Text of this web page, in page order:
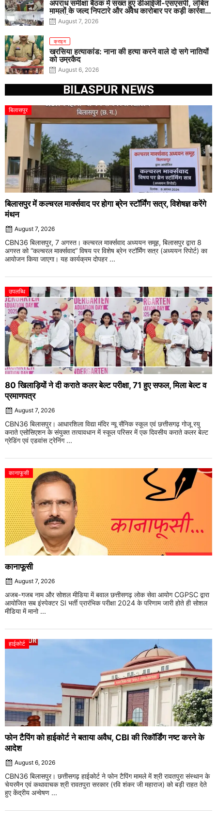
अपराध समीक्षा बैठक में सख्त हुए डीआईजी-एसएसपी, लंबित
मामलों के जल्द निपटारे और अवैध कारोबार पर कड़ी कार्रवाई
के निर्देश
August 7, 2026
क्राइम
खरसिया हत्याकांड: नाना की हत्या करने वाले दो सगे नातियों
को उम्रकैद
August 6, 2026
BILASPUR NEWS
बिलासपुर
बिलासपुर में कल्चरल मार्क्सवाद पर होगा ब्रेन स्टॉर्मिंग सत्र, विशेषज्ञ करेंगे
मंथन
August 7, 2026
CBN36 बिलासपुर, 7 अगस्त। कल्चरल मार्क्सवाद अध्ययन समूह, बिलासपुर द्वारा 8
अगस्त को “कल्चरल मार्क्सवाद” विषय पर विशेष ब्रेन स्टॉर्मिंग सत्र (अध्ययन रिपोर्ट) का
आयोजन किया जाएगा। यह कार्यक्रम दोपहर ...
उपलब्धि
80 खिलाड़ियों ने दी कराते कलर बेल्ट परीक्षा, 71 हुए सफल, मिला बेल्ट व
प्रमाणपत्र
August 7, 2026
CBN36 बिलासपुर। आधारशिला विद्या मंदिर न्यू सैनिक स्कूल एवं छत्तीसगढ़ गोजू रयु
कराते एसोसिएशन के संयुक्त तत्वावधान में स्कूल परिसर में एक दिवसीय कराते कलर बेल्ट
ग्रेडिंग एवं एडवांस ट्रेनिंग ...
कानाफूसी
कानाफूसी
August 7, 2026
अजब-गजब नाम और सोशल मीडिया में बवाल छत्तीसगढ़ लोक सेवा आयोग CGPSC द्वारा
आयोजित सब इंस्पेक्टर SI भर्ती प्रारंभिक परीक्षा 2024 के परिणाम जारी होते ही सोशल
मीडिया में मानो ...
हाईकोर्ट
फोन टैपिंग को हाईकोर्ट ने बताया अवैध, CBI की रिकॉर्डिंग नष्ट करने के
आदेश
August 6, 2026
CBN36 बिलासपुर। छत्तीसगढ़ हाईकोर्ट ने फोन टैपिंग मामले में श्री रावतपुरा संस्थान के
चेयरमैन एवं कथावाचक श्री रावतपुरा सरकार (रवि शंकर जी महाराज) को बड़ी राहत देते
हुए केंद्रीय अन्वेषण ...